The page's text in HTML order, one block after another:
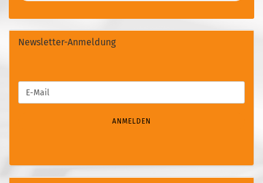
Newsletter-Anmeldung
ZUR
E-
Mail
ANMELDEN